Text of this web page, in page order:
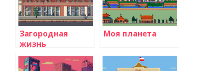
Загородная
жизнь
Моя планета